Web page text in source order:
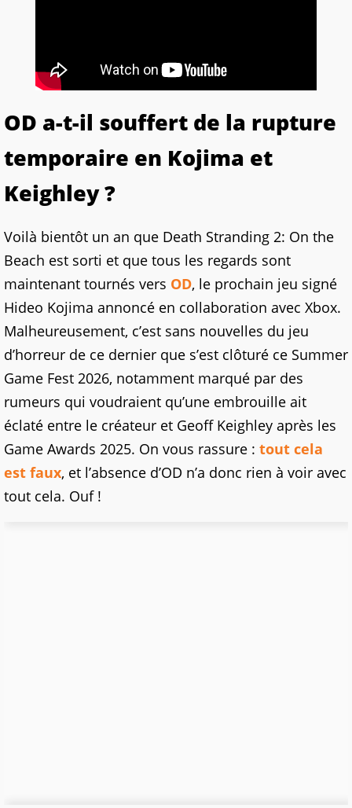
OD a-t-il souffert de la rupture
temporaire en Kojima et
Keighley ?
Voilà bientôt un an que Death Stranding 2: On the
Beach est sorti et que tous les regards sont
maintenant tournés vers OD, le prochain jeu signé
Hideo Kojima annoncé en collaboration avec Xbox.
Malheureusement, c’est sans nouvelles du jeu
d’horreur de ce dernier que s’est clôturé ce Summer
Game Fest 2026, notamment marqué par des
rumeurs qui voudraient qu’une embrouille ait
éclaté entre le créateur et Geoff Keighley après les
Game Awards 2025. On vous rassure : tout cela
est faux, et l’absence d’OD n’a donc rien à voir avec
tout cela. Ouf !